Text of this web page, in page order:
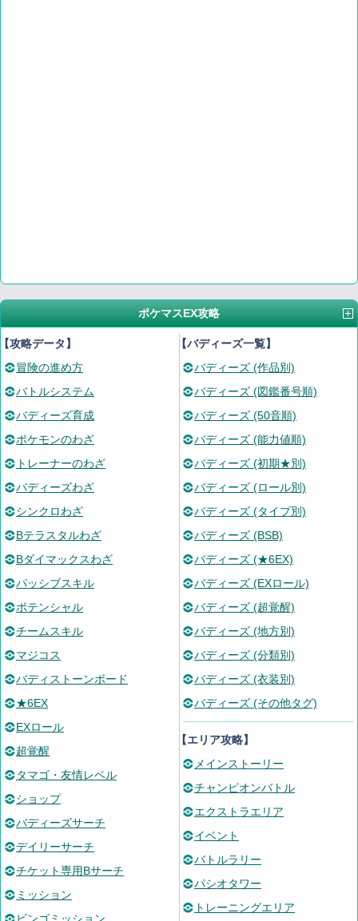
ポケマスEX攻略
攻略データ】
冒険の進め方
バトルシステム
バディーズ育成
ポケモンのわざ
トレーナーのわざ
バディーズわざ
シンクロわざ
Bテラスタルわざ
Bダイマックスわざ
パッシブスキル
ポテンシャル
チームスキル
マジコス
バディストーンボード
★6EX
EXロール
超覚醒
タマゴ・友情レベル
ショップ
バディーズサーチ
デイリーサーチ
チケット専用Bサーチ
ミッション
【バディーズ一覧】
バディーズ (作品別)
バディーズ (図鑑番号順)
バディーズ (50音順)
バディーズ (能力値順)
バディーズ (初期★別)
バディーズ (ロール別)
バディーズ (タイプ別)
バディーズ (BSB)
バディーズ (★6EX)
バディーズ (EXロール)
バディーズ (超覚醒)
バディーズ (地方別)
バディーズ (分類別)
バディーズ (衣装別)
バディーズ (その他タグ)
【エリア攻略】
メインストーリー
チャンピオンバトル
エクストラエリア
イベント
バトルラリー
パシオタワー
トレーニングエリア